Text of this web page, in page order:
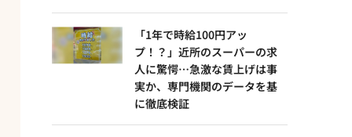
「1年で時給100円アッ
プ！？」近所のスーパーの求
人に驚愕…急激な賃上げは事
実か、専門機関のデータを基
に徹底検証